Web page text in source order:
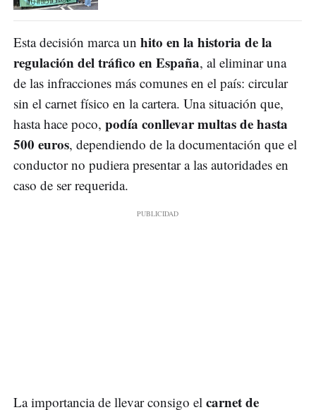
Esta decisión marca un hito en la historia de la
regulación del tráfico en España, al eliminar una
de las infracciones más comunes en el país: circular
sin el carnet físico en la cartera. Una situación que,
hasta hace poco, podía conllevar multas de hasta
500 euros, dependiendo de la documentación que el
conductor no pudiera presentar a las autoridades en
caso de ser requerida.
La importancia de llevar consigo el carnet de